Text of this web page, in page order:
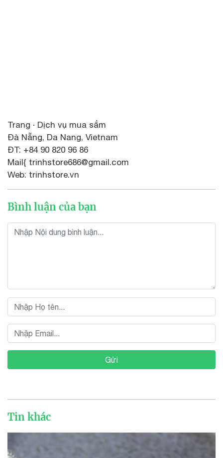
Trang · Dịch vụ mua sắm
Đà Nẵng, Da Nang, Vietnam
ĐT: +84 90 820 96 86
Mail{ trinhstore686@gmail.com
Web: trinhstore.vn
Bình luận của bạn
Gửi
Tin khác